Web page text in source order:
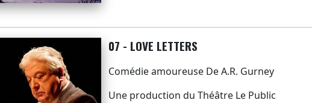
07 - LOVE LETTERS
Comédie amoureuse De A.R. Gurney
Une production du Théâtre Le Public